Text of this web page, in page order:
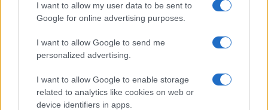
I want to allow my user data to be sent to
Google for online advertising purposes.
I want to allow Google to send me
personalized advertising.
I want to allow Google to enable storage
related to analytics like cookies on web or
device identifiers in apps.
Encontro Preço Mínimo Máximo
variação
Janeiro de
$
43,06
$ 39,18 $ 49,09 15%
Fevereiro
de 2023
$
43,49
$ 34,79 $ 50,01
$
42,40
1%